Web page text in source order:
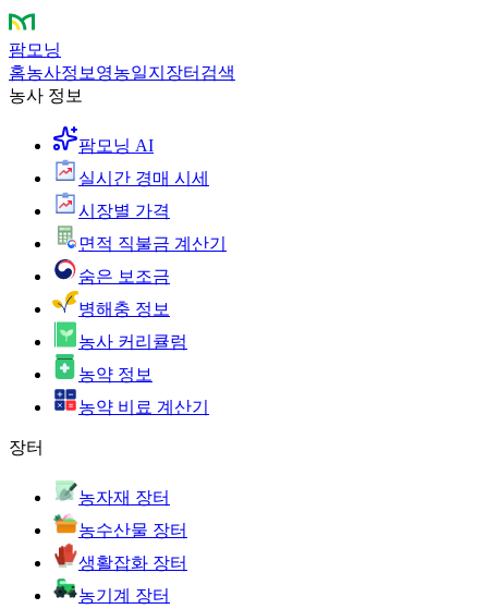
팜모닝
홈농사정보 영농일지 장터 검색
농사 정보
팜모닝 AI
실시간 경매 시세
시장별 가격
면적 직불금 계산기
숨은 보조금
병해충 정보
농사 커리큘럼
농약 정보
농약 비료 계산기
장터
농자재 장터
농수산물 장터
생활잡화 장터
농기계 장터